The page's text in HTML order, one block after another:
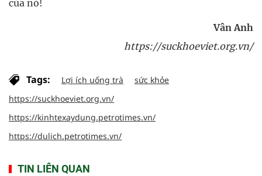
của nó!
Vân Anh
https://suckhoeviet.org.vn/
Tags: Lợi ích uống trà
sức khỏe
https://suckhoeviet.org.vn/
https://kinhtexaydung.petrotimes.vn/
https://dulich.petrotimes.vn/
TIN LIÊN QUAN